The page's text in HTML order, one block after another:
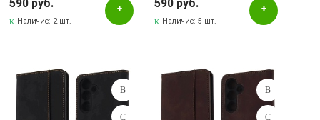
590 руб.
Наличие: 2 шт.
590 руб.
Наличие:5 шт.